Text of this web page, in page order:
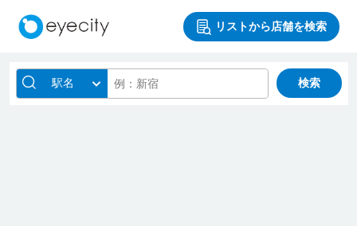
リストから店舗を検索
駅名 検索